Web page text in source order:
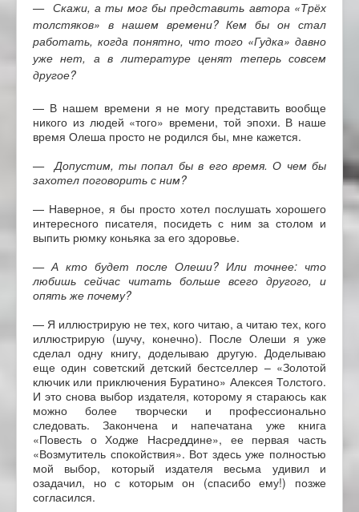
— Скажи, а ты мог бы представить автора «Трёх
толстяков» в нашем времени? Кем бы он стал
работать, когда понятно, что того «Гудка» давно
уже нет, а в литературе ценят теперь совсем
другое?
— В нашем времени я не могу представить вообще
никого из людей «того» времени, той эпохи. В наше
время Олеша просто не родился бы, мне кажется.
— Допустим, ты попал бы в его время. О чем бы
захотел поговорить с ним?
— Наверное, я бы просто хотел послушать хорошего
интересного писателя, посидеть с ним за столом и
выпить рюмку коньяка за его здоровье.
— А кто будет после Олеши? Или точнее: что
любишь сейчас читать больше всего другого, и
опять же почему?
— Я иллюстрирую не тех, кого читаю, а читаю тех, кого
иллюстрирую (шучу, конечно). После Олеши я уже
сделал одну книгу, доделываю другую. Доделываю
еще один советский детский бестселлер – «Золотой
ключик или приключения Буратино» Алексея Толстого.
И это снова выбор издателя, которому я стараюсь как
можно более творчески и профессионально
следовать. Закончена и напечатана уже книга
«Повесть о Ходже Насреддине», ее первая часть
«Возмутитель спокойствия». Вот здесь уже полностью
мой выбор, который издателя весьма удивил и
озадачил, но с которым он (спасибо ему!) позже
согласился.